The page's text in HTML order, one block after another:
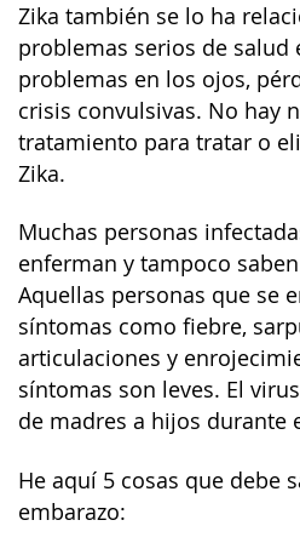
Zika también se lo ha
problemas serios de salud
problemas en los ojos,
crisis convulsivas. No hay
tratamiento para tratar o
Zika.
Muchas personas
enferman y tampoco
Aquellas personas que se
síntomas como fiebre,
articulaciones y
síntomas son leves. El
de madres a hijos durante
He aquí 5 cosas que debe
embarazo: